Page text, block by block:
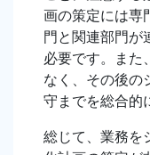
画の策定には専
門と関連部門が
必要です。また
なく、その後の
守までを総合的
総じて、業務を